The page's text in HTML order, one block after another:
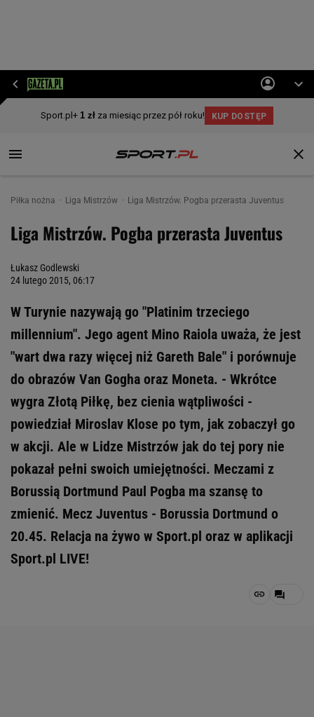
Piłka nożna Liga Mistrzów Liga Mistrzów. Pogba przerasta Juventus
Liga Mistrzów. Pogba przerasta Juventus
Łukasz Godlewski
24 lutego 2015, 06:17
W Turynie nazywają go "Platinim trzeciego
millennium". Jego agent Mino Raiola uważa, że jest
"wart dwa razy więcej niż Gareth Bale" i porównuje
do obrazów Van Gogha oraz Moneta. - Wkrótce
wygra Złotą Piłkę, bez cienia wątpliwości -
powiedział Miroslav Klose po tym, jak zobaczył go
w akcji. Ale w Lidze Mistrzów jak do tej pory nie
pokazał pełni swoich umiejętności. Meczami z
Borussią Dortmund Paul Pogba ma szansę to
zmienić. Mecz Juventus - Borussia Dortmund o
20.45. Relacja na żywo w Sport.pl oraz w aplikacji
Sport.pl LIVE!